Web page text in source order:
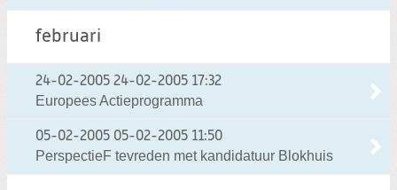
februari
24-02-2005 24-02-2005 17:32
Europees Actieprogramma
05-02-2005 05-02-2005 11:50
PerspectieF tevreden met kandidatuur Blokhuis